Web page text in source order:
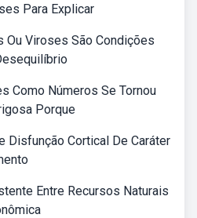
Para Explicar
Viroses São Condições
Como Números Se Tornou
Porque
Disfunção Cortical De Caráter
Entre Recursos Naturais